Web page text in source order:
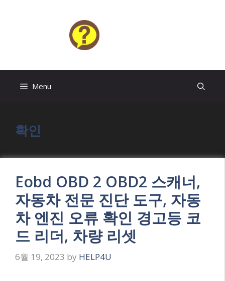
Menu
확인
Eobd OBD 2 OBD2 스캐너,
자동차 전문 진단 도구, 자동
차 엔진 오류 확인 경고등 코
드 리더, 차량 리셋
6월 19, 2023 by HELP4U